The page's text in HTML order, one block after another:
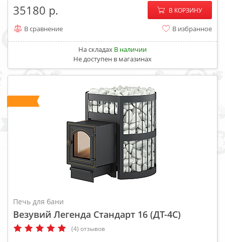
35180 − +
В КОРЗИНУ
В сравнение В избранное
На складах В наличии
Не доступен в магазинах
Печь для бани
Везувий Легенда Стандарт 16 (ДТ-4С)
(4) отзывов